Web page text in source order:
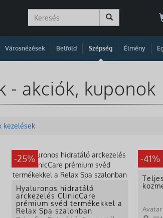
Városnézések Belföld Szépség Élmény
- akciók, kuponok
kezelések
-25%
Hyaluronos hidratáló
arckezelés ClinicCare
prémium svéd termékekkel a
Relax Spa szalonban
-41%
Avatar